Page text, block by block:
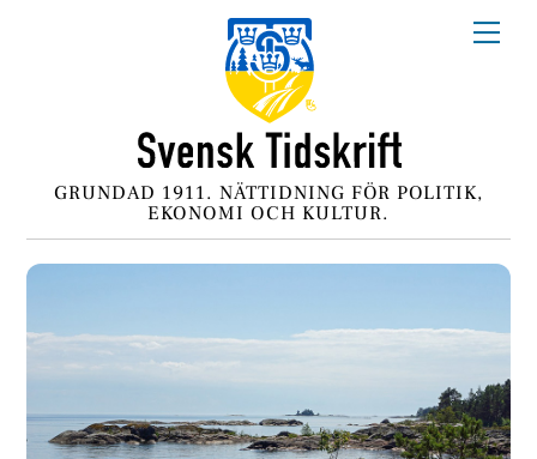
GRUNDAD 1911. NÄTTIDNING FÖR POLITIK,
EKONOMI OCH KULTUR.